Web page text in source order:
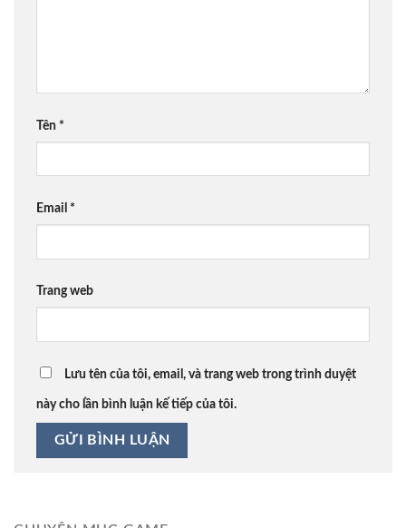
Tên *
Email *
Trang web
Lưu tên của tôi, email, và trang web trong trình duyệt
này cho lần bình luận kế tiếp của tôi.